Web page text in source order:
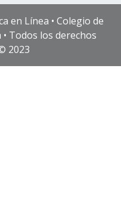
en Línea • Colegio de
Todos los derechos
2023